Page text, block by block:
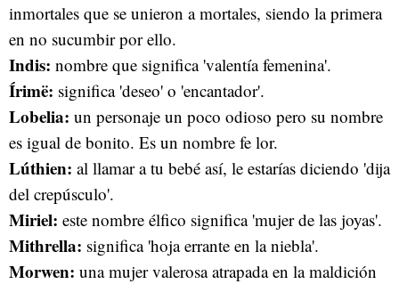
inmortales que se unieron a mortales, siendo la primera
en no sucumbir por ello.
Indis: nombre que significa 'valentía femenina'.
Írimë: significa 'deseo' o 'encantador'.
Lobelia: un personaje un poco odioso pero su nombre
es igual de bonito. Es un nombre fe lor.
Lúthien: al llamar a tu bebé así, le estarías diciendo 'dija
del crepúsculo'.
Miriel: este nombre élfico significa 'mujer de las joyas'.
Mithrella: significa 'hoja errante en la niebla'.
Morwen: una mujer valerosa atrapada en la maldición